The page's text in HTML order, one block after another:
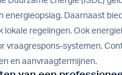
energieopslag. Daarnaast
lokale regelingen. Ook
vraagrespons-systemen.
en aanvraagtermijnen.